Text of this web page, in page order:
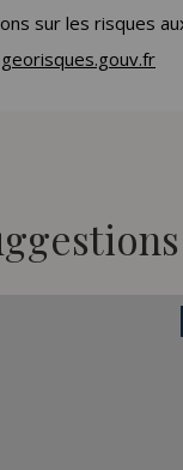
sur les risques